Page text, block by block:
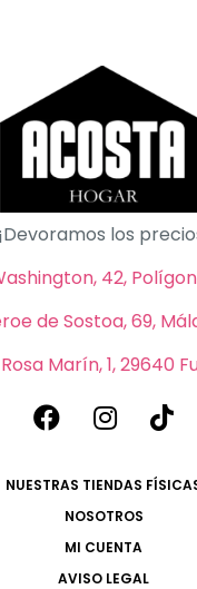
¡Devoramos los
42,
de Sostoa, 69,
Marín, 1, 29640
NUESTRAS TIENDAS
NOSOTROS
MI CUENTA
AVISO LEGAL